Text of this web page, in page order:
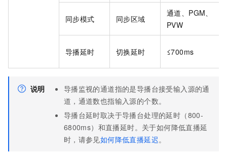
同步模式 同步区域
通道、PGM、
PVW
导播延时 切换延时 ≤700ms
说明
导播监视的通道指的是导播台接受输入源的通
道，通道数也指输入源的个数。
导播台延时取决于导播台处理的延时（800-
6800ms）和直播延时。关于如何降低直播延
时，请参见如何降低直播延迟。